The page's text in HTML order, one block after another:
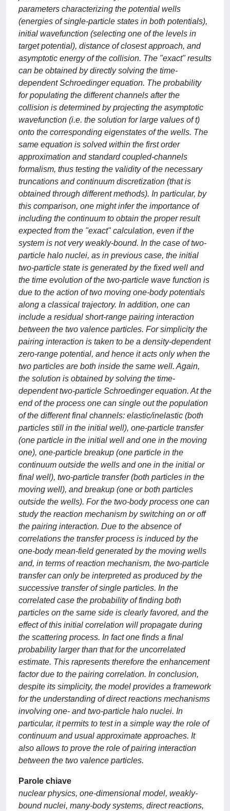
parameters characterizing the potential wells
(energies of single-particle states in both potentials),
initial wavefunction (selecting one of the levels in
target potential), distance of closest approach, and
asymptotic energy of the collision. The "exact" results
can be obtained by directly solving the time-
dependent Schroedinger equation. The probability
for populating the different channels after the
collision is determined by projecting the asymptotic
wavefunction (i.e. the solution for large values of t)
onto the corresponding eigenstates of the wells. The
same equation is solved within the first order
approximation and standard coupled-channels
formalism, thus testing the validity of the necessary
truncations and continuum discretization (that is
obtained through different methods). In particular, by
this comparison, one might infer the importance of
including the continuum to obtain the proper result
expected from the "exact" calculation, even if the
system is not very weakly-bound. In the case of two-
particle halo nuclei, as in previous case, the initial
two-particle state is generated by the fixed well and
the time evolution of the two-particle wave function is
due to the action of two moving one-body potentials
along a classical trajectory. In addition, one can
include a residual short-range pairing interaction
between the two valence particles. For simplicity the
pairing interaction is taken to be a density-dependent
zero-range potential, and hence it acts only when the
two particles are both inside the same well. Again,
the solution is obtained by solving the time-
dependent two-particle Schroedinger equation. At the
end of the process one can single out the population
of the different final channels: elastic/inelastic (both
particles still in the initial well), one-particle transfer
(one particle in the initial well and one in the moving
one), one-particle breakup (one particle in the
continuum outside the wells and one in the initial or
final well), two-particle transfer (both particles in the
moving well), and breakup (one or both particles
outside the wells). For the two-body process one can
study the reaction mechanism by switching on or off
the pairing interaction. Due to the absence of
correlations the transfer process is induced by the
one-body mean-field generated by the moving wells
and, in terms of reaction mechanism, the two-particle
transfer can only be interpreted as produced by the
successive transfer of single particles. In the
correlated case the probability of finding both
particles on the same side is clearly favored, and the
effect of this initial correlation will propagate during
the scattering process. In fact one finds a final
probability larger than that for the uncorrelated
estimate. This rapresents therefore the enhancement
factor due to the pairing correlation. In conclusion,
despite its simplicity, the model provides a framework
for the understanding of direct reactions mechanisms
involving one- and two-particle halo nuclei. In
particular, it permits to test in a simple way the role of
continuum and usual approximate approaches. It
also allows to prove the role of pairing interaction
between the two valence particles.
Parole chiave
nuclear physics, one-dimensional model, weakly-
bound nuclei, many-body systems, direct reactions,